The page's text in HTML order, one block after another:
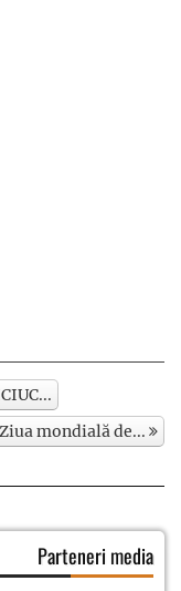
mondială de...
Parteneri media